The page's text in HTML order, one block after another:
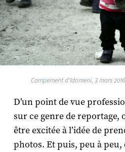
Campement d'Idomeni, 3 mars
D’un point de vue
sur ce genre de reportage,
être excitée à l’idée de
photos. Et puis, peu à